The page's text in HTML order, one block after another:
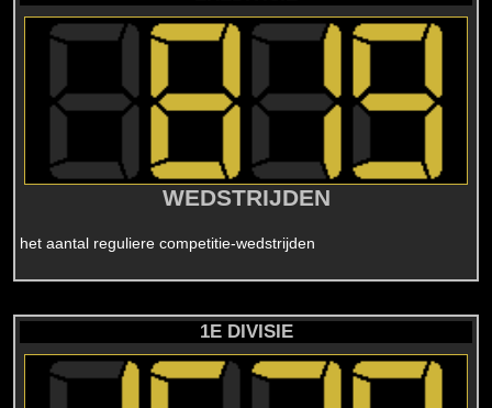
WEDSTRIJDEN
het aantal reguliere competitie-wedstrijden
1E DIVISIE